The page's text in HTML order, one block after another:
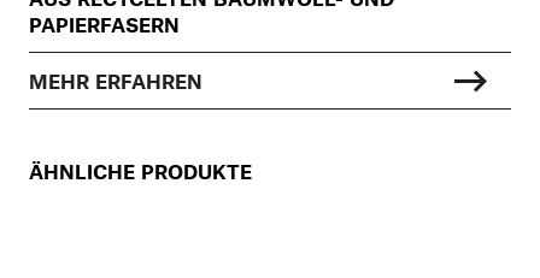
PAPIERFASERN
MEHR ERFAHREN
ÄHNLICHE PRODUKTE